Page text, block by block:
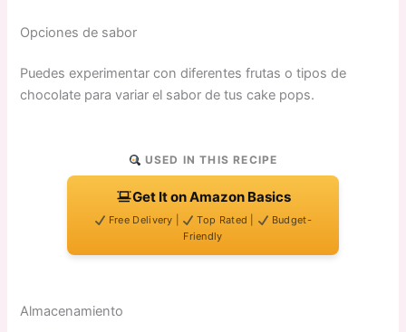
Opciones de sabor
Puedes experimentar con diferentes frutas o tipos de
chocolate para variar el sabor de tus cake pops.
USED IN THIS RECIPE
Get It on Amazon Basics
Free Delivery | Top Rated |
Budget-
Friendly
Almacenamiento